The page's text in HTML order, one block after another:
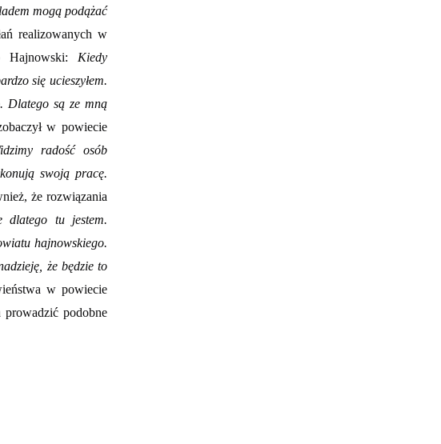
mogą podążać
realizowanych w
Hajnowski: Kiedy
się ucieszyłem.
Dlatego są ze mną
w powiecie
radość osób
swoją pracę.
że rozwiązania
dlatego tu jestem.
hajnowskiego.
że będzie to
w powiecie
prowadzić podobne